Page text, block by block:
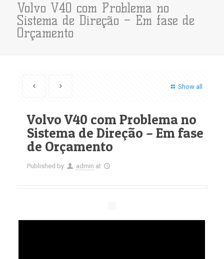
Volvo V40 com Problema no
Sistema de Direção – Em fase de
Orçamento
Show all
Volvo V40 com Problema no
Sistema de Direção – Em fase
de Orçamento
Published by admin at